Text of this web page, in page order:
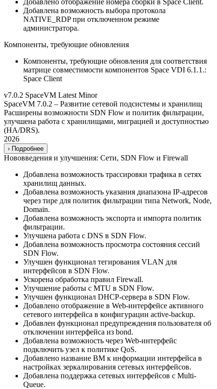
Добавлена возможность выбора протокола
NATIVE_RDP при отключенном режиме
администратора.
Компоненты, требующие обновления
Компоненты, требующие обновления для соответствия
матрице совместимости компонентов Space VDI 6.1.1.:
Space Client
v7.0.2 SpaceVM Latest Minor
SpaceVM 7.0.2 – Развитие сетевой подсистемы и хранилищ
Расширены возможности SDN Flow и политик фильтрации,
улучшена работа с хранилищами, миграцией и доступностью
(HA/DRS).
2026
› Подробнее
Нововведения и улучшения: Сети, SDN Flow и Firewall
Добавлена возможность трассировки трафика в сетях
хранилищ данных.
Добавлена возможность указания диапазона IP-адресов
через тире для политик фильтрации типа Network, Node,
Domain.
Добавлена возможность экспорта и импорта политик
фильтрации.
Улучшена работа с DNS в SDN Flow.
Добавлена возможность просмотра состояния сессий
SDN Flow.
Улучшен функционал тегирования VLAN для
интерфейсов в SDN Flow.
Ускорена обработка правил Firewall.
Улучшение работы c MTU в SDN Flow.
Улучшен функционал DHCP-сервера в SDN Flow.
Добавлено отображение в Web-интерфейсе активного
сетевого интерфейса в конфигурации active-backup.
Добавлен функционал предупреждения пользователя об
отключении интерфейса из bond.
Добавлена возможность через Web-интерфейс
подключить узел к политике QoS.
Добавлено название ВМ к информации интерфейса в
настройках зеркалирования сетевых интерфейсов.
Добавлена поддержка сетевых интерфейсов с Multi-
Queue.